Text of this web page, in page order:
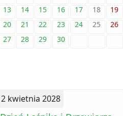
13
14 15 16 17 18
19
20
21 22 23 24 25
26
27
28 29 30
2 kwietnia 2028